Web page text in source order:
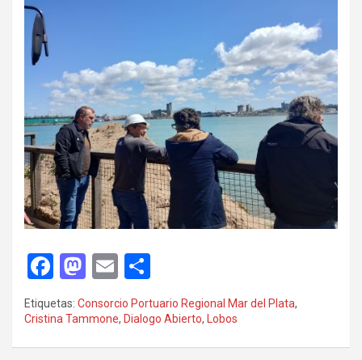
F
a
ce
b
M
st
o
E
m
ail
o
m
p
Etiquetas: Consorcio Portuario Regional Mar del Plata,
Cristina Tammone, Dialogo Abierto, Lobos